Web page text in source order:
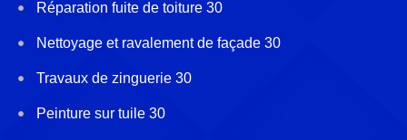
Réparation fuite de toiture 30
Nettoyage et ravalement de façade 30
Travaux de zinguerie 30
Peinture sur tuile 30